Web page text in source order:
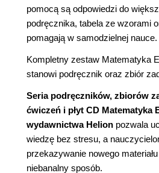
pomocą są odpowiedzi do
podręcznika, tabela ze wzorami
pomagają w samodzielnej nauce.
Kompletny zestaw Matematyka
stanowi podręcznik oraz zbiór
Seria podręczników, zbiorów
ćwiczeń i płyt CD Matematyka
wydawnictwa Helion pozwala
wiedzę bez stresu, a
przekazywanie nowego
niebanalny sposób.